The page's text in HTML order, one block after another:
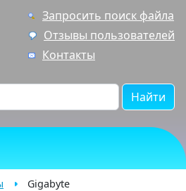
Запросить поиск файла
Отзывы пользователей
Контакты
Найти
Gigabyte